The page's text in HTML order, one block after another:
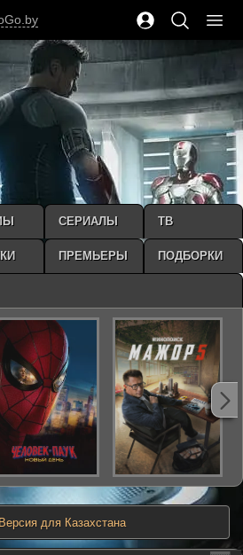
Версия для Казахстана
СЕРИАЛЫ ТВ
ПРЕМЬЕРЫ ПОДБОРКИ